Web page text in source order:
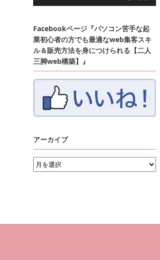
Facebookページ『パソコン苦手な起
業初心者の方でも最適なweb集客スキ
ル＆販売方法を身につけられる【二人
三脚web構築】』
アーカイブ
ア
ー
カ